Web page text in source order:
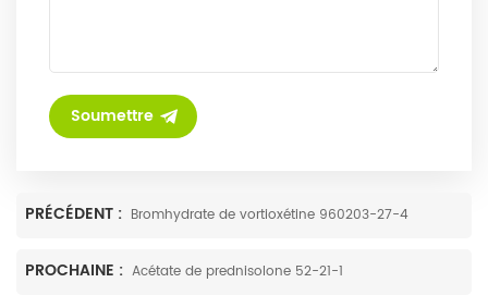
PRÉCÉDENT : Bromhydrate de vortioxétine 960203-27-4
PROCHAINE : Acétate de prednisolone 52-21-1